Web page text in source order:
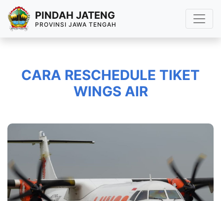
PINDAH JATENG
PROVINSI JAWA TENGAH
CARA RESCHEDULE TIKET
WINGS AIR